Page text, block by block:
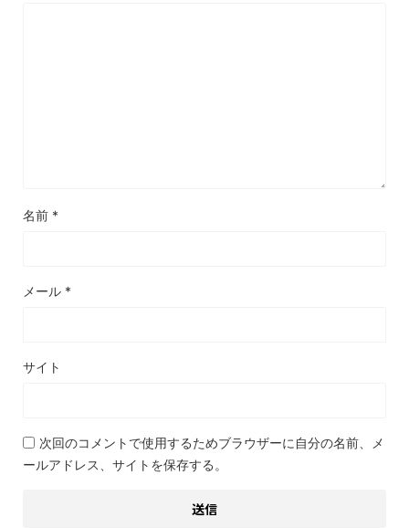
名前 *
メール *
サイト
次回のコメントで使用するためブラウザーに自分の名前、メ
ールアドレス、サイトを保存する。